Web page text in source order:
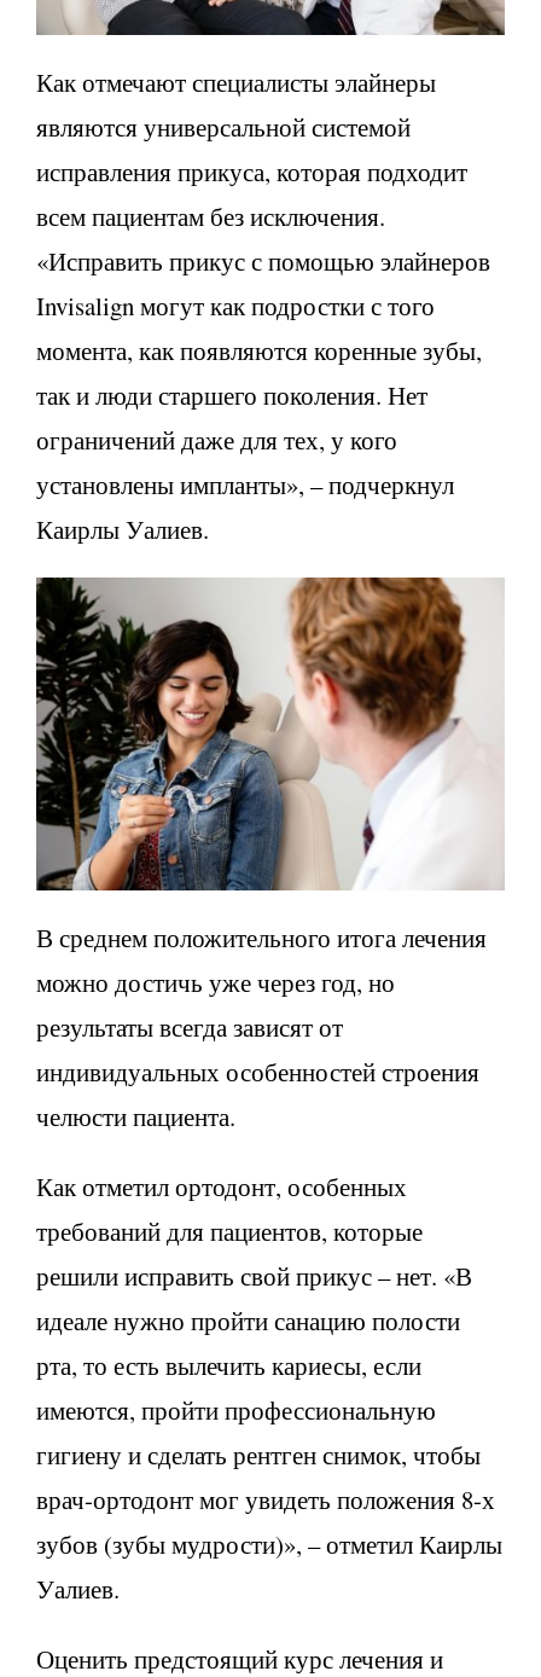
Как отмечают специалисты элайнеры
являются универсальной системой
исправления прикуса, которая подходит
всем пациентам без исключения.
«Исправить прикус с помощью элайнеров
Invisalign могут как подростки с того
момента, как появляются коренные зубы,
так и люди старшего поколения. Нет
ограничений даже для тех, у кого
установлены импланты», – подчеркнул
Каирлы Уалиев.
В среднем положительного итога лечения
можно достичь уже через год, но
результаты всегда зависят от
индивидуальных особенностей строения
челюсти пациента.
Как отметил ортодонт, особенных
требований для пациентов, которые
решили исправить свой прикус – нет. «В
идеале нужно пройти санацию полости
рта, то есть вылечить кариесы, если
имеются, пройти профессиональную
гигиену и сделать рентген снимок, чтобы
врач-ортодонт мог увидеть положения 8-х
зубов (зубы мудрости)», – отметил Каирлы
Уалиев.
Оценить предстоящий курс лечения и